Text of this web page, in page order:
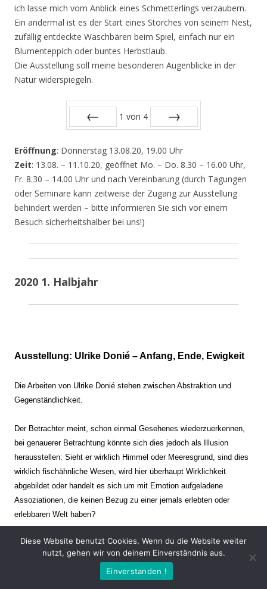
ich lasse mich vom Anblick eines Schmetterlings verzaubern.
Ein andermal ist es der Start eines Storches von seinem Nest,
zufällig entdeckte Waschbären beim Spiel, einfach nur ein
Blumenteppich oder buntes Herbstlaub.
Die Ausstellung soll meine besonderen Augenblicke in der
Natur widerspiegeln.
1 von 4
Eröffnung: Donnerstag 13.08.20, 19.00 Uhr
Zeit: 13.08. – 11.10.20, geöffnet Mo. – Do. 8.30 – 16.00 Uhr,
Fr. 8.30 – 14.00 Uhr und nach Vereinbarung (durch Tagungen
oder Seminare kann zeitweise der Zugang zur Ausstellung
behindert werden – bitte informieren Sie sich vor einem
Besuch sicherheitshalber bei uns!)
2020 1. Halbjahr
Ausstellung: Ulrike Donié – Anfang, Ende, Ewigkeit
Die Arbeiten von Ulrike Donié stehen zwischen Abstraktion und
Gegenständlichkeit.
Der Betrachter meint, schon einmal Gesehenes wiederzuerkennen,
bei genauerer Betrachtung könnte sich dies jedoch als Illusion
herausstellen: Sieht er wirklich Himmel oder Meeresgrund, sind dies
wirklich fischähnliche Wesen, wird hier überhaupt Wirklichkeit
abgebildet oder handelt es sich um mit Emotion aufgeladene
Assoziationen, die keinen Bezug zu einer jemals erlebten oder
erlebbaren Welt haben?
Verharren und Dynamik stehen sich dabei gegenüber. Zeit steht still
oder verrinnt im Nu. Es soll dabei eine Spannung, auch farblich, bis
zur Schmerzgrenze erzeugt werden. Die Arbeiten stellen ambivalente
Diese Website benutzt Cookies. Wenn du die Website weiter
nutzt, gehen wir von deinem Einverständnis aus.
Einverstanden !